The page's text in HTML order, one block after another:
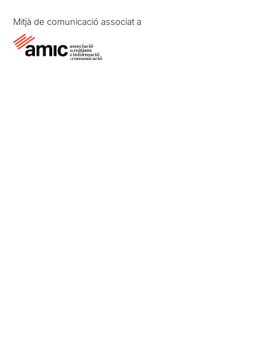
Mitjà de comunicació associat a